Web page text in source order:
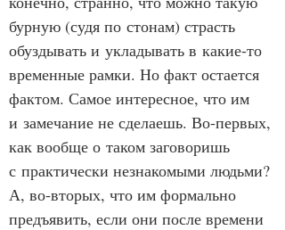
бурную (судя по стонам) страсть
обуздывать и укладывать в какие‑то
временные рамки. Но факт остается
фактом. Самое интересное, что им
и замечание не сделаешь. Во‑первых,
как вообще о таком заговоришь
с практически незнакомыми людьми?
А, во‑вторых, что им формально
предъявить, если они после времени